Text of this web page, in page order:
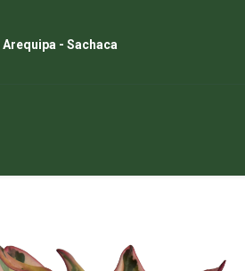
Arequipa - Sachaca